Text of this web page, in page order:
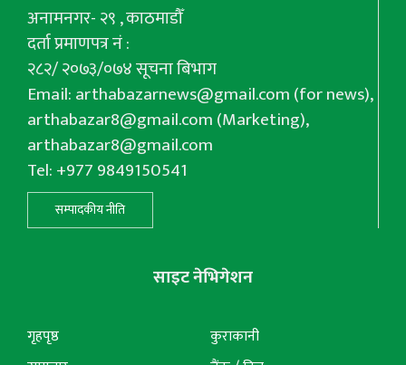
अनामनगर- २९ , काठमाडौँ
दर्ता प्रमाणपत्र नं :
२८२/ २०७३/०७४ सूचना बिभाग
Email:arthabazarnews@gmail.com(for news),
arthabazar8@gmail.com(Marketing),
arthabazar8@gmail.com
Tel: +977 9849150541
सम्पादकीय नीति
साइट नेभिगेशन
गृहपृष्ठ
कुराकानी